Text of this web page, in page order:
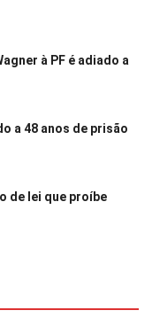
à PF é adiado a
a 48 anos de prisão
de lei que proíbe